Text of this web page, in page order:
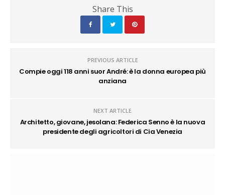
Share This
PREVIOUS ARTICLE
Compie oggi 118 anni suor André: è la donna europea più
anziana
NEXT ARTICLE
Architetto, giovane, jesolana: Federica Senno è la nuova
presidente degli agricoltori di Cia Venezia